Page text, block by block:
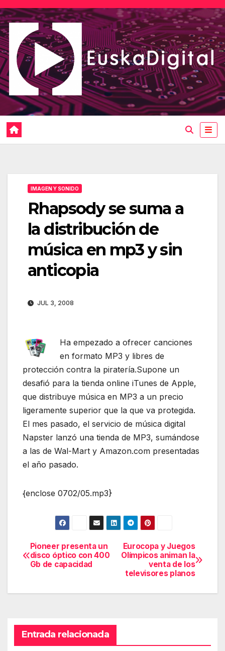
Saltar
al
contenido
IMAGEN Y SONIDO
Rhapsody se suma a
la distribución de
música en mp3 y sin
anticopia
JUL 3, 2008
Ha empezado a ofrecer canciones
en formato MP3 y libres de
protección contra la piratería.Supone un
desafió para la tienda online iTunes de Apple,
que distribuye música en MP3 a un precio
ligeramente superior que la que va protegida.
El mes pasado, el servicio de música digital
Napster lanzó una tienda de MP3, sumándose
a las de Wal-Mart y Amazon.com presentadas
el año pasado.
{enclose 0702/05.mp3}
Navegación
de
entradas
Eurocopa y Juegos
Olímpicos animan la
venta de los
televisores planos
Pioneer presenta un
disco óptico con 400
Gb de capacidad
Entrada relacionada